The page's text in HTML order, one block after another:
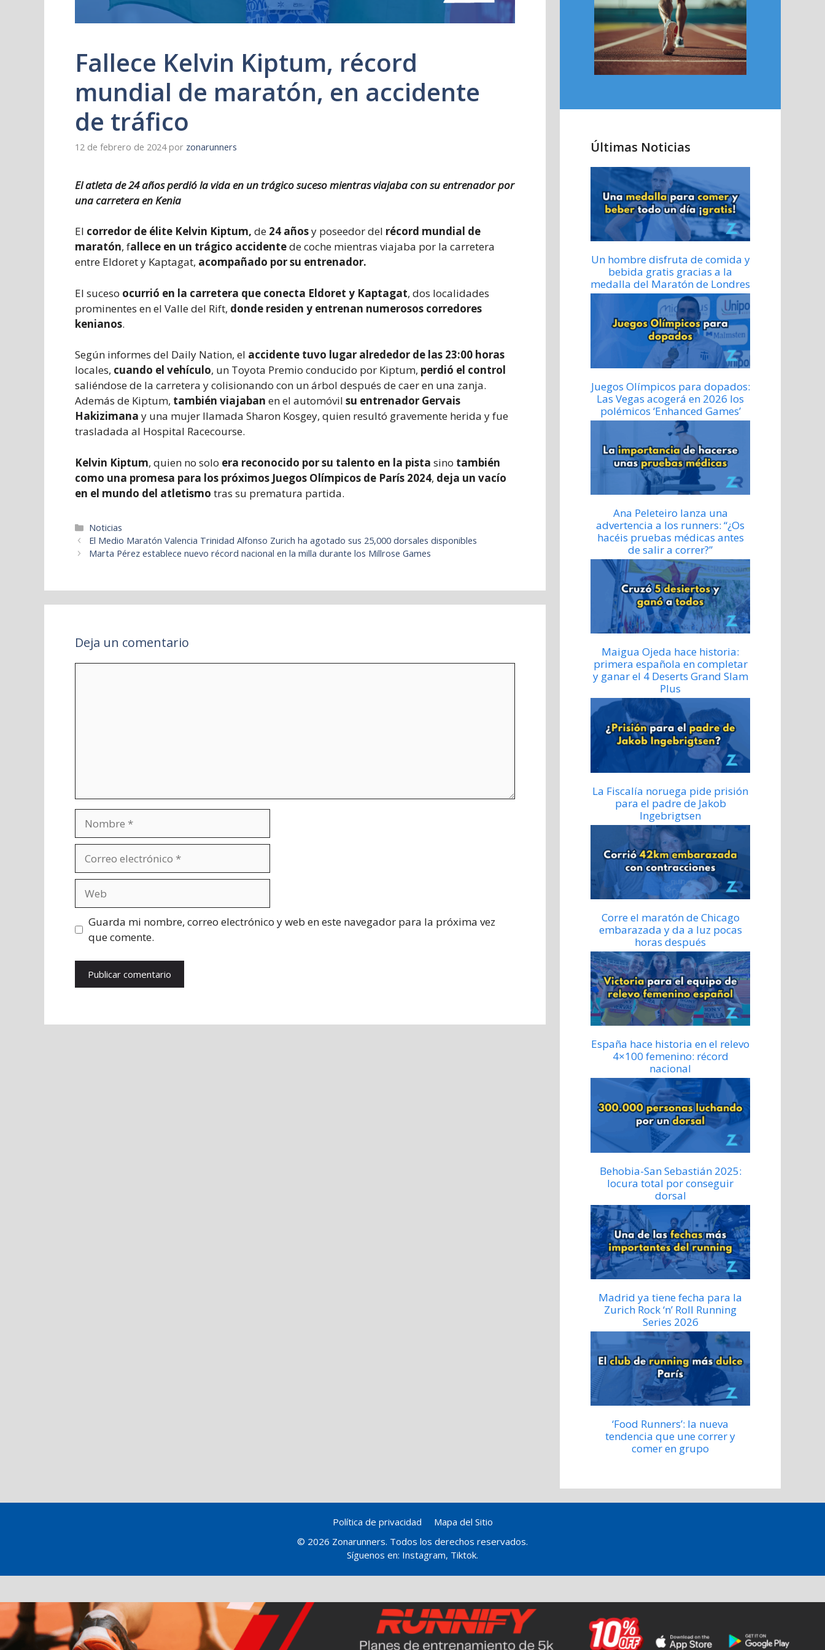
Fallece Kelvin Kiptum, récord
mundial de maratón, en accidente
de tráfico
12 de febrero de 2024 por zonarunners
El atleta de 24 años perdió la vida en un trágico suceso mientras viajaba con su entrenador por
una carretera en Kenia
El corredor de élite Kelvin Kiptum, de 24 añosy poseedor del récord mundial de
maratón, fallece en un trágico accidentede coche mientras viajaba por la carretera
entre Eldoret y Kaptagat, acompañado por su entrenador.
El suceso ocurrió en la carretera que conecta Eldoret y Kaptagat, dos localidades
prominentes en el Valle del Rift, donde residen y entrenan numerosos corredores
kenianos.
Según informes del Daily Nation, el accidente tuvo lugar alrededor de las 23:00 horas
locales, cuando el vehículo, un Toyota Premio conducido por Kiptum, perdió el control
saliéndose de la carretera y colisionando con un árbol después de caer en una zanja.
Además de Kiptum, también viajaban en el automóvil su entrenador Gervais
Hakizimana y una mujer llamada Sharon Kosgey, quien resultó gravemente herida y fue
trasladada al Hospital Racecourse.
Kelvin Kiptum, quien no solo era reconocido por su talento en la pista sino también
como una promesa para los próximos Juegos Olímpicos de París 2024, deja un vacío
en el mundo del atletismo tras su prematura partida.
Categorías
Noticias
El Medio Maratón Valencia Trinidad Alfonso Zurich ha agotado sus 25,000 dorsales disponibles
Marta Pérez establece nuevo récord nacional en la milla durante los Millrose Games
Deja un comentario
electrónico
Guarda mi nombre, correo electrónico y web en este navegador para la próxima vez
que comente.
Últimas Noticias
Un hombre disfruta de comida y
bebida gratis gracias a la
medalla del Maratón de Londres
Juegos Olímpicos para dopados:
Las Vegas acogerá en 2026 los
polémicos ‘Enhanced Games’
Ana Peleteiro lanza una
advertencia a los runners: “¿Os
hacéis pruebas médicas antes
de salir a correr?”
Maigua Ojeda hace historia:
primera española en completar
y ganar el 4 Deserts Grand Slam
Plus
La Fiscalía noruega pide prisión
para el padre de Jakob
Ingebrigtsen
Corre el maratón de Chicago
embarazada y da a luz pocas
horas después
España hace historia en el relevo
4×100 femenino: récord
nacional
Behobia-San Sebastián 2025:
locura total por conseguir
dorsal
Madrid ya tiene fecha para la
Zurich Rock ‘n’ Roll Running
Series 2026
‘Food Runners’: la nueva
tendencia que une correr y
comer en grupo
Política de privacidad
Mapa del Sitio
© 2026 Zonarunners. Todos los derechos reservados.
Síguenos en: Instagram, Tiktok.